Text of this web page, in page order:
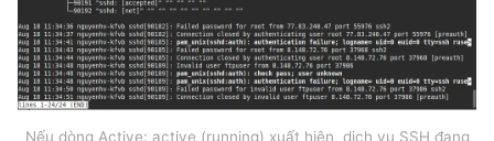
Nếu dòng Active: active (running) xuất hiện, dịch vụ SSH đang